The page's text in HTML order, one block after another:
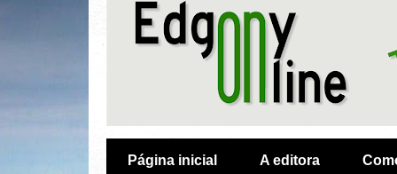
Página inicial A editora